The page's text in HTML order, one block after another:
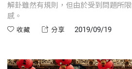
解卦雖然有規則，但由於受到問題所
感。
收藏 分享 2019/09/19